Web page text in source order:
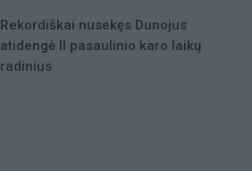
Rekordiškai nusekęs Dunojus
atidengė II pasaulinio karo laikų
radinius